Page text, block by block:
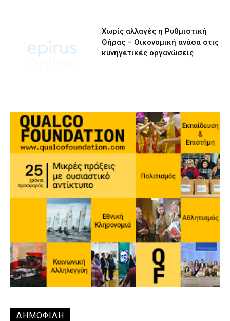
Χωρίς αλλαγές η Ρυθμιστική
Θήρας – Οικονομική ανάσα στις
κυνηγετικές οργανώσεις
ΔΗΜΟΦΙΛΗ